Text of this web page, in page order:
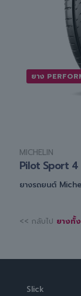
ยาง
MICHELIN
Pilot Sport 4
ยางรถยนต์
<< กลับไป ยางทั้
Slick